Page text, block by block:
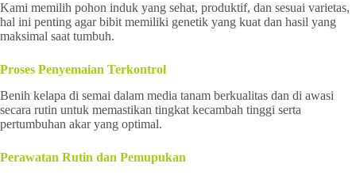
Kami memilih pohon induk yang sehat, produktif, dan sesuai varietas,
hal ini penting agar bibit memiliki genetik yang kuat dan hasil yang
maksimal saat tumbuh.
Proses Penyemaian Terkontrol
Benih kelapa di semai dalam media tanam berkualitas dan di awasi
secara rutin untuk memastikan tingkat kecambah tinggi serta
pertumbuhan akar yang optimal.
Perawatan Rutin dan Pemupukan